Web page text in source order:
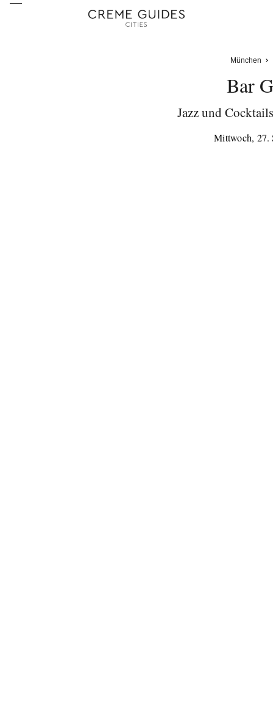
München
Bar
Jazz und
Mittwoch, 27.